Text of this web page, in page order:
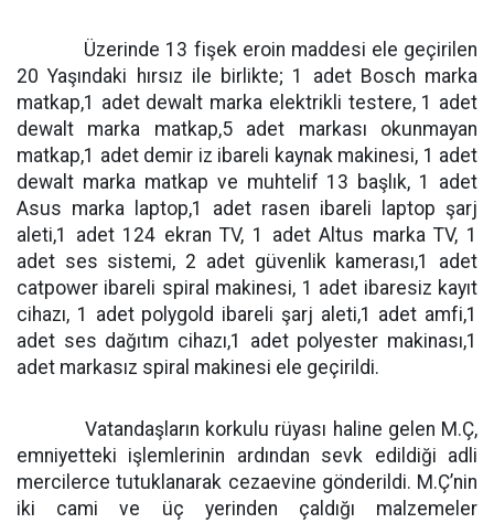
Üzerinde 13 fişek eroin maddesi ele geçirilen
20 Yaşındaki hırsız ile birlikte; 1 adet Bosch marka
matkap,1 adet dewalt marka elektrikli testere, 1 adet
dewalt marka matkap,5 adet markası okunmayan
matkap,1 adet demir iz ibareli kaynak makinesi, 1 adet
dewalt marka matkap ve muhtelif 13 başlık, 1 adet
Asus marka laptop,1 adet rasen ibareli laptop şarj
aleti,1 adet 124 ekran TV, 1 adet Altus marka TV, 1
adet ses sistemi, 2 adet güvenlik kamerası,1 adet
catpower ibareli spiral makinesi, 1 adet ibaresiz kayıt
cihazı, 1 adet polygold ibareli şarj aleti,1 adet amfi,1
adet ses dağıtım cihazı,1 adet polyester makinası,1
adet markasız spiral makinesi ele geçirildi.
Vatandaşların korkulu rüyası haline gelen M.Ç,
emniyetteki işlemlerinin ardından sevk edildiği adli
mercilerce tutuklanarak cezaevine gönderildi. M.Ç’nin
iki cami ve üç yerinden çaldığı malzemeler